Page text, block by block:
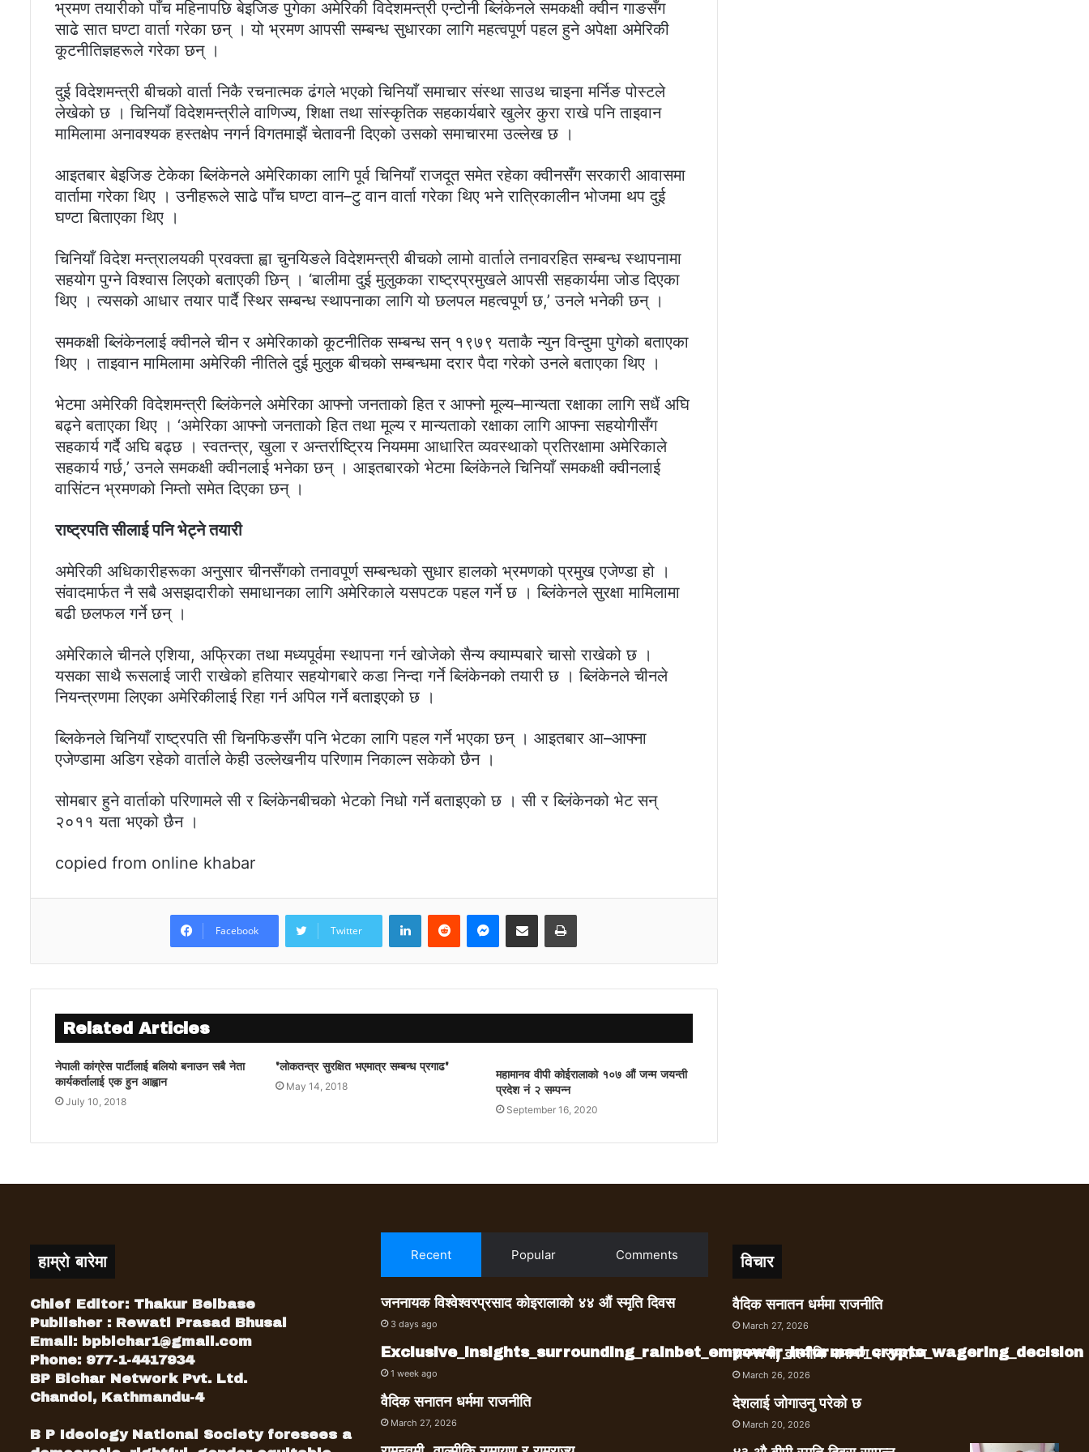
भ्रमण तयारीको पाँच महिनापछि बेइजिङ पुगेका अमेरिकी विदेशमन्त्री एन्टोनी ब्लिंकेनले समकक्षी क्वीन गाङसँग
साढे सात घण्टा वार्ता गरेका छन् । यो भ्रमण आपसी सम्बन्ध सुधारका लागि महत्वपूर्ण पहल हुने अपेक्षा अमेरिकी
कूटनीतिज्ञहरूले गरेका छन् ।
दुई विदेशमन्त्री बीचको वार्ता निकै रचनात्मक ढंगले भएको चिनियाँ समाचार संस्था साउथ चाइना मर्निङ पोस्टले
लेखेको छ । चिनियाँ विदेशमन्त्रीले वाणिज्य, शिक्षा तथा सांस्कृतिक सहकार्यबारे खुलेर कुरा राखे पनि ताइवान
मामिलामा अनावश्यक हस्तक्षेप नगर्न विगतमाझैं चेतावनी दिएको उसको समाचारमा उल्लेख छ ।
आइतबार बेइजिङ टेकेका ब्लिंकेनले अमेरिकाका लागि पूर्व चिनियाँ राजदूत समेत रहेका क्वीनसँग सरकारी आवासमा
वार्तामा गरेका थिए । उनीहरूले साढे पाँच घण्टा वान–टु वान वार्ता गरेका थिए भने रात्रिकालीन भोजमा थप दुई
घण्टा बिताएका थिए ।
चिनियाँ विदेश मन्त्रालयकी प्रवक्ता ह्वा चुनयिङले विदेशमन्त्री बीचको लामो वार्ताले तनावरहित सम्बन्ध स्थापनामा
सहयोग पुग्ने विश्वास लिएको बताएकी छिन् । ‘बालीमा दुई मुलुकका राष्ट्रप्रमुखले आपसी सहकार्यमा जोड दिएका
थिए । त्यसको आधार तयार पार्दै स्थिर सम्बन्ध स्थापनाका लागि यो छलपल महत्वपूर्ण छ,’ उनले भनेकी छन् ।
समकक्षी ब्लिंकेनलाई क्वीनले चीन र अमेरिकाको कूटनीतिक सम्बन्ध सन् १९७९ यताकै न्युन विन्दुमा पुगेको बताएका
थिए । ताइवान मामिलामा अमेरिकी नीतिले दुई मुलुक बीचको सम्बन्धमा दरार पैदा गरेको उनले बताएका थिए ।
भेटमा अमेरिकी विदेशमन्त्री ब्लिंकेनले अमेरिका आफ्नो जनताको हित र आफ्नो मूल्य–मान्यता रक्षाका लागि सधैं अघि
बढ्ने बताएका थिए । ‘अमेरिका आफ्नो जनताको हित तथा मूल्य र मान्यताको रक्षाका लागि आफ्ना सहयोगीसँग
सहकार्य गर्दै अघि बढ्छ । स्वतन्त्र, खुला र अन्तर्राष्ट्रिय नियममा आधारित व्यवस्थाको प्रतिरक्षामा अमेरिकाले
सहकार्य गर्छ,’ उनले समकक्षी क्वीनलाई भनेका छन् । आइतबारको भेटमा ब्लिंकेनले चिनियाँ समकक्षी क्वीनलाई
वासिंटन भ्रमणको निम्तो समेत दिएका छन् ।
राष्ट्रपति सीलाई पनि भेट्ने तयारी
अमेरिकी अधिकारीहरूका अनुसार चीनसँगको तनावपूर्ण सम्बन्धको सुधार हालको भ्रमणको प्रमुख एजेण्डा हो ।
संवादमार्फत नै सबै असझदारीको समाधानका लागि अमेरिकाले यसपटक पहल गर्ने छ । ब्लिंकेनले सुरक्षा मामिलामा
बढी छलफल गर्ने छन् ।
अमेरिकाले चीनले एशिया, अफ्रिका तथा मध्यपूर्वमा स्थापना गर्न खोजेको सैन्य क्याम्पबारे चासो राखेको छ ।
यसका साथै रूसलाई जारी राखेको हतियार सहयोगबारे कडा निन्दा गर्ने ब्लिंकेनको तयारी छ । ब्लिंकेनले चीनले
नियन्त्रणमा लिएका अमेरिकीलाई रिहा गर्न अपिल गर्ने बताइएको छ ।
ब्लिकेनले चिनियाँ राष्ट्रपति सी चिनफिङसँग पनि भेटका लागि पहल गर्ने भएका छन् । आइतबार आ–आफ्ना
एजेण्डामा अडिग रहेको वार्ताले केही उल्लेखनीय परिणाम निकाल्न सकेको छैन ।
सोमबार हुने वार्ताको परिणामले सी र ब्लिंकेनबीचको भेटको निधो गर्ने बताइएको छ । सी र ब्लिंकेनको भेट सन्
२०११ यता भएको छैन ।
copied from online khabar
Facebook Twitter
LinkedInReddit Messenger
Share via Email Print
Related Articles
नेपाली कांग्रेस पार्टीलाई बलियो बनाउन सबै नेता
कार्यकर्तालाई एक हुन आह्वान
July 10, 2018
'लोकतन्त्र सुरक्षित भएमात्र सम्बन्ध प्रगाढ'
May 14, 2018
महामानव वीपी कोईरालाको १०७ औं जन्म जयन्ती
प्रदेश नं २ सम्पन्न
September 16, 2020
हाम्रो बारेमा
Chief Editor: Thakur Belbase
Publisher : Rewati Prasad Bhusal
Email: bpbichar1@gmail.com
Phone: 977-1-4417934
BP Bichar Network Pvt. Ltd.
Chandol, Kathmandu-4
B P Ideology National Society foresees a
Recent Popular Comments
जननायक विश्वेश्वरप्रसाद कोइरालाको ४४ औं स्मृति दिवस
3 days ago
Exclusive_insights_surrounding_rainbet_empower_informed_crypto_wagering_decision
1 week ago
वैदिक सनातन धर्ममा राजनीति
March 27, 2026
विचार
वैदिक सनातन धर्ममा राजनीति
March 27, 2026
रामनवमी, वाल्मीकि रामायण र रामराज्य
March 26, 2026
देशलाई जोगाउनु परेको छ
March 20, 2026